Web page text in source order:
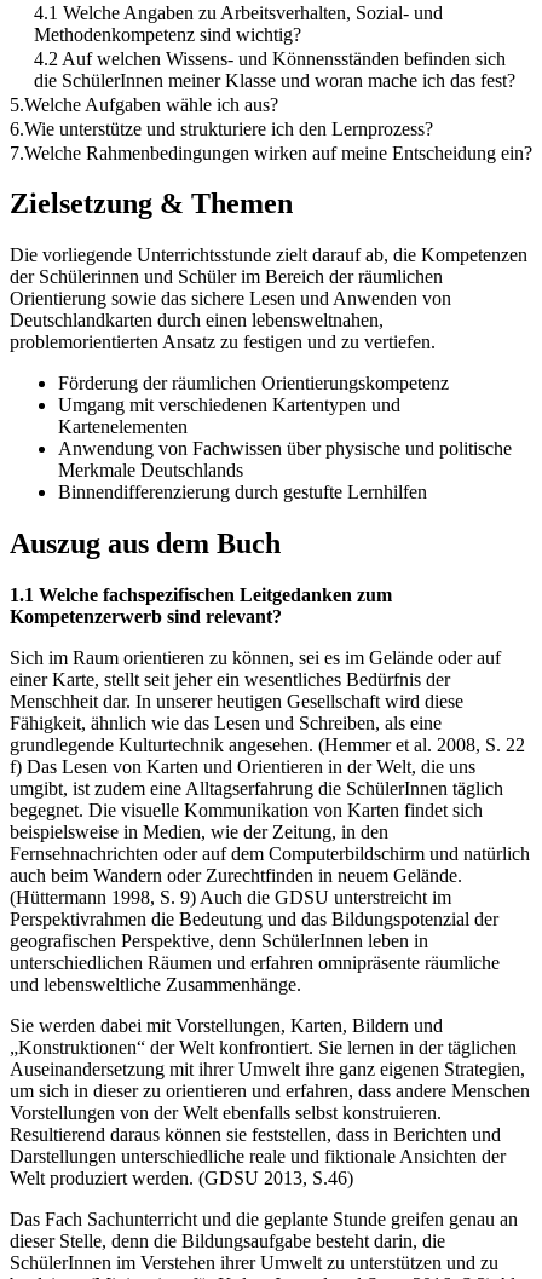
4.1 Welche Angaben zu Arbeitsverhalten, Sozial- und
Methodenkompetenz sind wichtig?
4.2 Auf welchen Wissens- und Könnensständen befinden sich
die SchülerInnen meiner Klasse und woran mache ich das fest?
5.Welche Aufgaben wähle ich aus?
6.Wie unterstütze und strukturiere ich den Lernprozess?
7.Welche Rahmenbedingungen wirken auf meine Entscheidung ein?
Zielsetzung & Themen
Die vorliegende Unterrichtsstunde zielt darauf ab, die Kompetenzen
der Schülerinnen und Schüler im Bereich der räumlichen
Orientierung sowie das sichere Lesen und Anwenden von
Deutschlandkarten durch einen lebensweltnahen,
problemorientierten Ansatz zu festigen und zu vertiefen.
Förderung der räumlichen Orientierungskompetenz
Umgang mit verschiedenen Kartentypen und
Kartenelementen
Anwendung von Fachwissen über physische und politische
Merkmale Deutschlands
Binnendifferenzierung durch gestufte Lernhilfen
Auszug aus dem Buch
1.1 Welche fachspezifischen Leitgedanken zum
Kompetenzerwerb sind relevant?
Sich im Raum orientieren zu können, sei es im Gelände oder auf
einer Karte, stellt seit jeher ein wesentliches Bedürfnis der
Menschheit dar. In unserer heutigen Gesellschaft wird diese
Fähigkeit, ähnlich wie das Lesen und Schreiben, als eine
grundlegende Kulturtechnik angesehen. (Hemmer et al. 2008, S. 22
f) Das Lesen von Karten und Orientieren in der Welt, die uns
umgibt, ist zudem eine Alltagserfahrung die SchülerInnen täglich
begegnet. Die visuelle Kommunikation von Karten findet sich
beispielsweise in Medien, wie der Zeitung, in den
Fernsehnachrichten oder auf dem Computerbildschirm und natürlich
auch beim Wandern oder Zurechtfinden in neuem Gelände.
(Hüttermann 1998, S. 9) Auch die GDSU unterstreicht im
Perspektivrahmen die Bedeutung und das Bildungspotenzial der
geografischen Perspektive, denn SchülerInnen leben in
unterschiedlichen Räumen und erfahren omnipräsente räumliche
und lebensweltliche Zusammenhänge.
Sie werden dabei mit Vorstellungen, Karten, Bildern und
„Konstruktionen“ der Welt konfrontiert. Sie lernen in der täglichen
Auseinandersetzung mit ihrer Umwelt ihre ganz eigenen Strategien,
um sich in dieser zu orientieren und erfahren, dass andere Menschen
Vorstellungen von der Welt ebenfalls selbst konstruieren.
Resultierend daraus können sie feststellen, dass in Berichten und
Darstellungen unterschiedliche reale und fiktionale Ansichten der
Welt produziert werden. (GDSU 2013, S.46)
Das Fach Sachunterricht und die geplante Stunde greifen genau an
dieser Stelle, denn die Bildungsaufgabe besteht darin, die
SchülerInnen im Verstehen ihrer Umwelt zu unterstützen und zu